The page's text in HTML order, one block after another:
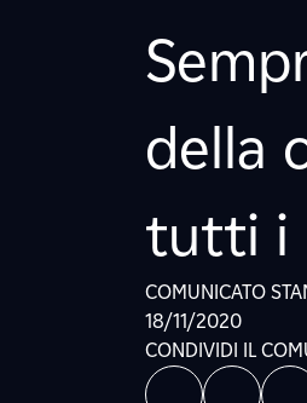
della
tutti i
COMUNICATO
18/11/2020
CONDIVIDI IL